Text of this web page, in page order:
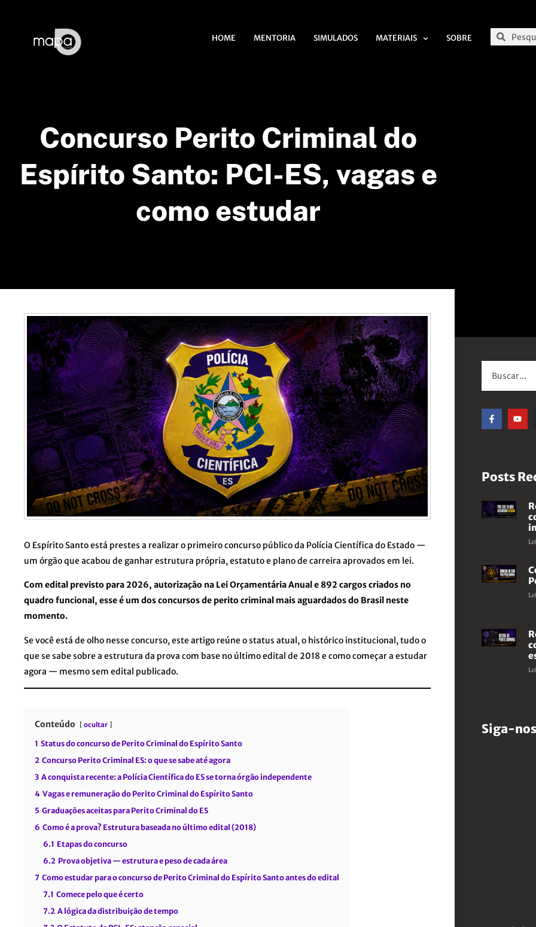
HOME MENTORIA SIMULADOS MATERIAIS SOBRE
Concurso Perito Criminal do
Espírito Santo: PCI-ES, vagas e
como estudar
O Espírito Santo está prestes a realizar o primeiro concurso público da Polícia Científica do Estado —
um órgão que acabou de ganhar estrutura própria, estatuto e plano de carreira aprovados em lei.
Com edital previsto para 2026, autorização na Lei Orçamentária Anual e 892 cargos criados no
quadro funcional, esse é um dos concursos de perito criminal mais aguardados do Brasil neste
momento.
Se você está de olho nesse concurso, este artigo reúne o status atual, o histórico institucional, tudo o
que se sabe sobre a estrutura da prova com base no último edital de 2018 e como começar a estudar
agora — mesmo sem edital publicado.
Conteúdo ocultar
1 Status do concurso de Perito Criminal do Espírito Santo
2 Concurso Perito Criminal ES: o que se sabe até agora
3 A conquista recente: a Polícia Científica do ES se torna órgão independente
4 Vagas e remuneração do Perito Criminal do Espírito Santo
5 Graduações aceitas para Perito Criminal do ES
6 Como é a prova? Estrutura baseada no último edital (2018)
6.1 Etapas do concurso
6.2 Prova objetiva — estrutura e peso de cada área
7 Como estudar para o concurso de Perito Criminal do Espírito Santo antes do edital
7.1 Comece pelo que é certo
7.2 A lógica da distribuição de tempo
Posts
Siga-